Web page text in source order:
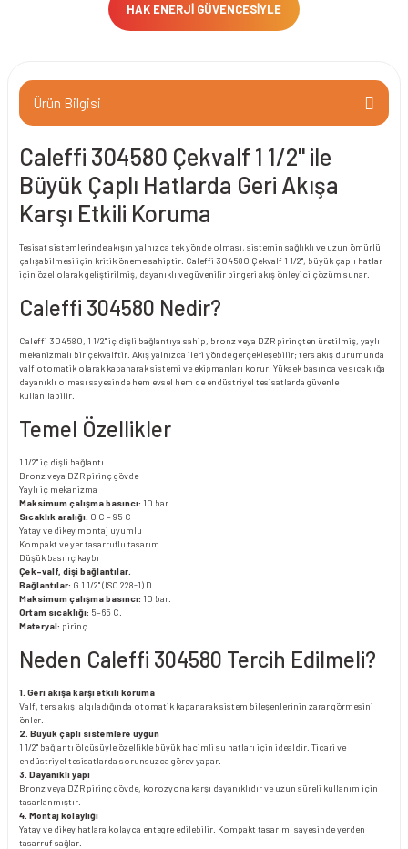
HAK ENERJİ GÜVENCESİYLE
Ürün Bilgisi
Caleffi 304580 Çekvalf 1 1/2" ile
Büyük Çaplı Hatlarda Geri Akışa
Karşı Etkili Koruma
Tesisat sistemlerinde akışın yalnızca tek yönde olması, sistemin sağlıklı ve uzun ömürlü
çalışabilmesi için kritik öneme sahiptir. Caleffi 304580 Çekvalf 1 1/2", büyük çaplı hatlar
için özel olarak geliştirilmiş, dayanıklı ve güvenilir bir geri akış önleyici çözüm sunar.
Caleffi 304580 Nedir?
Caleffi 304580, 1 1/2" iç dişli bağlantıya sahip, bronz veya DZR pirinçten üretilmiş, yaylı
mekanizmalı bir çekvalftir. Akış yalnızca ileri yönde gerçekleşebilir; ters akış durumunda
valf otomatik olarak kapanarak sistemi ve ekipmanları korur. Yüksek basınca ve sıcaklığa
dayanıklı olması sayesinde hem evsel hem de endüstriyel tesisatlarda güvenle
kullanılabilir.
Temel Özellikler
1 1/2" iç dişli bağlantı
Bronz veya DZR pirinç gövde
Yaylı iç mekanizma
Maksimum çalışma basıncı: 10 bar
Sıcaklık aralığı: 0 C – 95 C
Yatay ve dikey montaj uyumlu
Kompakt ve yer tasarruflu tasarım
Düşük basınç kaybı
Çek-valf, dişi bağlantılar.
Bağlantılar: G 1 1/2" (ISO 228-1) D.
Maksimum çalışma basıncı: 10 bar.
Ortam sıcaklığı: 5–65 C.
Materyal: pirinç.
Neden Caleffi 304580 Tercih Edilmeli?
1. Geri akışa karşı etkili koruma
Valf, ters akışı algıladığında otomatik kapanarak sistem bileşenlerinin zarar görmesini
önler.
2. Büyük çaplı sistemlere uygun
1 1/2" bağlantı ölçüsüyle özellikle büyük hacimli su hatları için idealdir. Ticari ve
endüstriyel tesisatlarda sorunsuzca görev yapar.
3. Dayanıklı yapı
Bronz veya DZR pirinç gövde, korozyona karşı dayanıklıdır ve uzun süreli kullanım için
tasarlanmıştır.
4. Montaj kolaylığı
Yatay ve dikey hatlara kolayca entegre edilebilir. Kompakt tasarımı sayesinde yerden
tasarruf sağlar.